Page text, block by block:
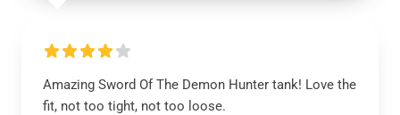
Amazing Sword Of The Demon Hunter tank! Love the
fit, not too tight, not too loose.